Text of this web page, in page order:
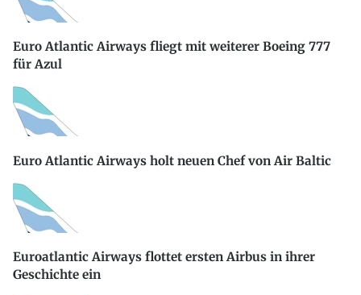
Euro Atlantic Airways fliegt mit weiterer Boeing 777
für Azul
Euro Atlantic Airways holt neuen Chef von Air Baltic
Euroatlantic Airways flottet ersten Airbus in ihrer
Geschichte ein